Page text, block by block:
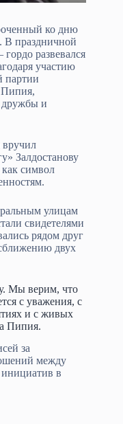
ко дню
В праздничной
развевался
участию
партии
дружбы и
Залдостанову
символ
улицам
свидетелями
рядом друг
двух
Мы верим, что
с уважения, с
и с живых
Пипия.
за
между
инициатив в